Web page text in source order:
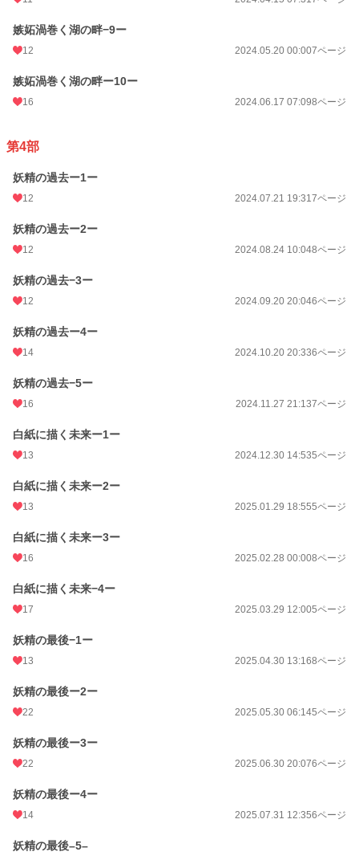
嫉妬渦巻く湖の畔−9ー
12 2024.05.20 00:007ページ
嫉妬渦巻く湖の畔ー10ー
16 2024.06.17 07:098ページ
第4部
妖精の過去ー1ー
12 2024.07.21 19:317ページ
妖精の過去ー2ー
12 2024.08.24 10:048ページ
妖精の過去−3ー
12 2024.09.20 20:046ページ
妖精の過去ー4ー
14 2024.10.20 20:336ページ
妖精の過去−5ー
16 2024.11.27 21:137ページ
白紙に描く未来ー1ー
13 2024.12.30 14:535ページ
白紙に描く未来ー2ー
13 2025.01.29 18:555ページ
白紙に描く未来ー3ー
16 2025.02.28 00:008ページ
白紙に描く未来−4ー
17 2025.03.29 12:005ページ
妖精の最後−1ー
13 2025.04.30 13:168ページ
妖精の最後ー2ー
22 2025.05.30 06:145ページ
妖精の最後ー3ー
22 2025.06.30 20:076ページ
妖精の最後ー4ー
14 2025.07.31 12:356ページ
妖精の最後–5–